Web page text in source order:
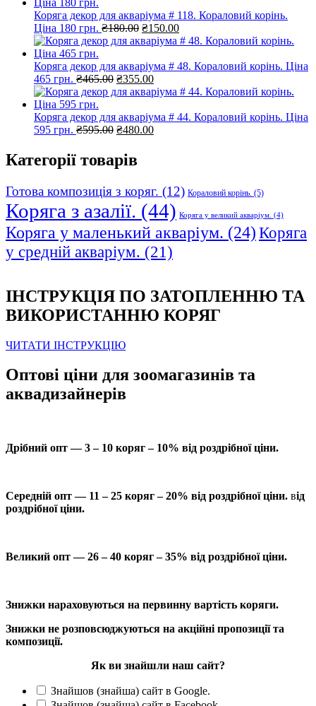
Коряга декор для акваріума # 118. Кораловий корінь.
Ціна 180 грн. ₴180.00 Оригінальна
ціна:
₴150.00Поточна
ціна:
Коряга декор для акваріума # 48. Кораловий корінь. Ціна
465 грн. ₴465.00 Оригінальна
ціна:
₴355.00Поточна
ціна:
Коряга декор для акваріума # 44. Кораловий корінь. Ціна
595 грн. ₴595.00 Оригінальна
₴595.00.
₴480.00Поточна
Категорії товарів
Готова композиція з коряг. (12) Кораловий корінь. (5)
Коряга з азалії. (44) Коряга у великий акваріум. (4)
Коряга у маленький акваріум. (24)Коряга
у средній акваріум. (21)
ІНСТРУКЦІЯ ПО ЗАТОПЛЕННЮ ТА
ВИКОРИСТАННЮ КОРЯГ
ЧИТАТИ ІНСТРУКЦІЮ
Оптові ціни для зоомагазинів та
аквадизайнерів
Дрібний опт — 3 – 10 коряг – 10% від роздрібної ціни.
Середній опт — 11 – 25 коряг – 20% від роздрібної ціни. від
роздрібної ціни.
Великий опт — 26 – 40 коряг – 35% від роздрібної ціни.
Знижки нараховуються на первинну вартість коряги.
Знижки не розповсюджуються на акційні пропозиції та
композиції.
Як ви знайшли наш сайт?
Знайшов (знайша) сайт в Google.